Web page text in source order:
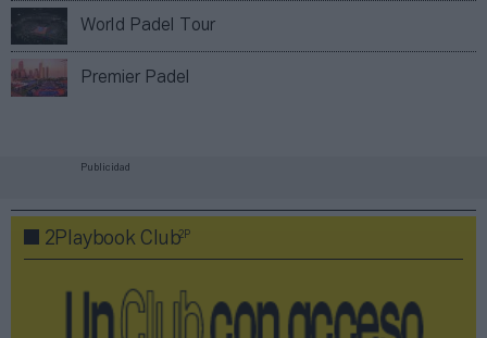
World Padel Tour
Premier Padel
Publicidad
2Playbook Club2P